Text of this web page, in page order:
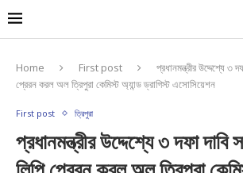
Home First post
প্রধানমন্ত্রীর উদ্দেশ্যে ৩
প্রেরন করল অল ত্রিপুরা কেমিস্ট অ্যান্ড ড্রাগিস্ট এসোসিয়েশন
First post ত্রিপুরা
প্রধানমন্ত্রীর উদ্দেশ্যে ৩ দফা দাবি